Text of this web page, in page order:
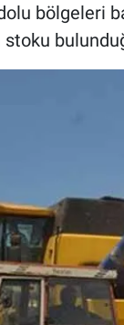
bölgeleri
stoku